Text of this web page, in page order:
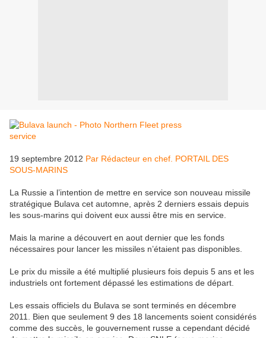
19 septembre 2012 Par Rédacteur en chef. PORTAIL DES
SOUS-MARINS
La Russie a l’intention de mettre en service son nouveau missile
stratégique Bulava cet automne, après 2 derniers essais depuis
les sous-marins qui doivent eux aussi être mis en service.
Mais la marine a découvert en aout dernier que les fonds
nécessaires pour lancer les missiles n’étaient pas disponibles.
Le prix du missile a été multiplié plusieurs fois depuis 5 ans et les
industriels ont fortement dépassé les estimations de départ.
Les essais officiels du Bulava se sont terminés en décembre
2011. Bien que seulement 9 des 18 lancements soient considérés
comme des succès, le gouvernement russe a cependant décidé